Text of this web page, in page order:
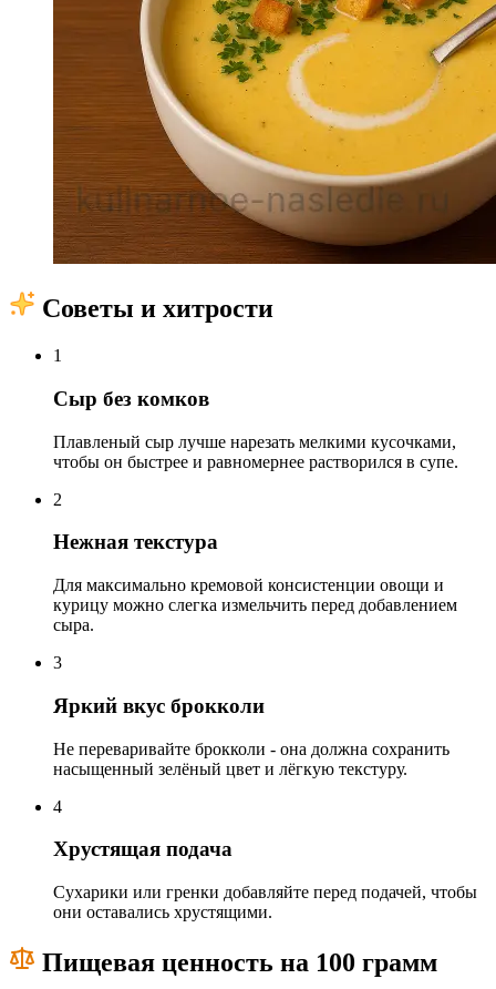
Советы и хитрости
1
Сыр без комков
Плавленый сыр лучше нарезать мелкими кусочками,
чтобы он быстрее и равномернее растворился в супе.
2
Нежная текстура
Для максимально кремовой консистенции овощи и
курицу можно слегка измельчить перед добавлением
сыра.
3
Яркий вкус брокколи
Не переваривайте брокколи - она должна сохранить
насыщенный зелёный цвет и лёгкую текстуру.
4
Хрустящая подача
Сухарики или гренки добавляйте перед подачей, чтобы
они оставались хрустящими.
Пищевая ценность на 100 грамм